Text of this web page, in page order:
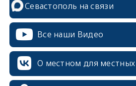
Севастополь на связи
Все наши Видео
О местном для местных